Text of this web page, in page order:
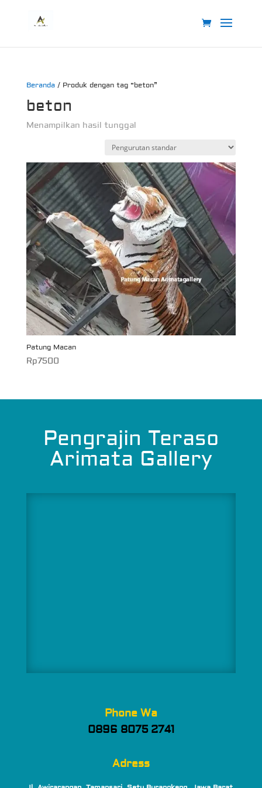
Beranda/ Produk dengan tag “beton”
beton
Menampilkan hasil tunggal
Patung Macan
Rp7500
Pengrajin Teraso
Arimata Gallery
Phone Wa
0896 8075 2741
Adress